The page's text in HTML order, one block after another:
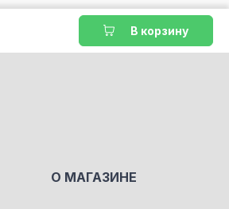
В корзину
О МАГАЗИНЕ